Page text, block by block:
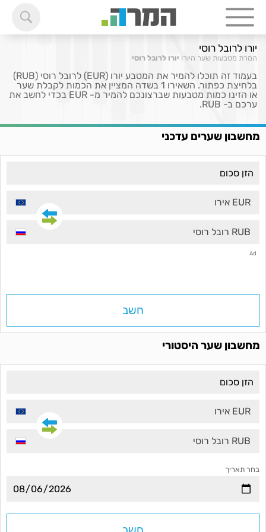
יורו לרובל רוסי
המרת מטבעות שער היורו יורו לרובל רוסי
בעמוד זה תוכלו להמיר את המטבע יורו (EUR) לרובל רוסי (RUB)
בלחיצת כפתור. השאירו 1 בשדה המציין את הכמות לקבלת שער
או הזינו כמות מטבעות שברצונכם להמיר מ- EUR בכדי לחשב את
ערכם ב- RUB.
מחשבון שערים עדכני
EUR אירו
RUB רובל רוסי
Ad
חשב
מחשבון שער היסטורי
EUR אירו
RUB רובל רוסי
בחר תאריך